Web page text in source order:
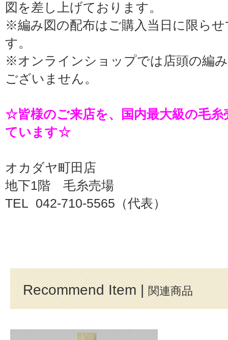
図を差し上げております。
※編み図の配布はご購入当日に限ら
す。
※オンラインショップでは店頭の編
ございません。
☆皆様のご来店を、国内最大級の毛糸
ています☆
オカダヤ町田店
地下1階 毛糸売場
TEL 042-710-5565（代表）
Recommend Item |関連商品